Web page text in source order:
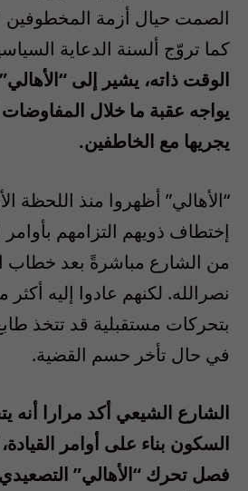
الصمت حيال أزمة المخطوفين
كما تروّج ألسنة الدعاية
الوقت ذاته، يشير إلى
يواجه عقبة ما خلال
يجريها مع الخاطفين.
“الأهالي” أظهروا منذ اللحظة
إختطاف ذويهم التزامهم بأوامر
من الشارع مباشرةً بعد
نصرالله. لكنهم عادوا إليه
بتحركات مستقبلية قد تتخذ
في حال تأخر حسم القضية.
الشارع الشيعي أكد مرارا أنه
السكون بناء على أوامر
فصل تحرك “الأهالي”